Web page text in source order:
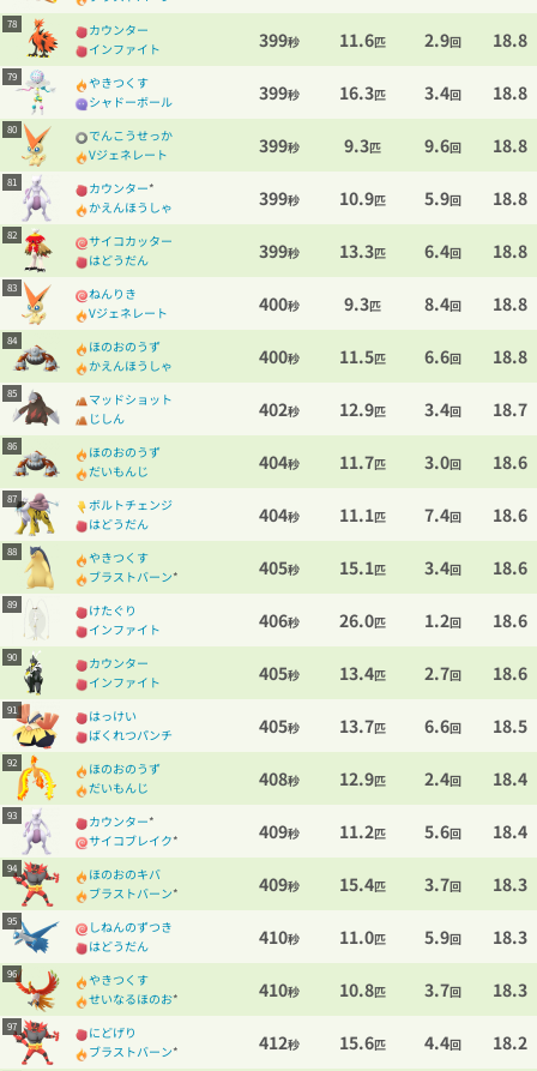
78
カウンター
インファイト
399秒 11.6匹 2.9回 18.8
79
やきつくす
シャドーボール
399秒 16.3匹 3.4回 18.8
80
でんこうせっか
Vジェネレート
399秒 9.3匹 9.6回 18.8
81 カウンター*
かえんほうしゃ
399秒 10.9匹 5.9回 18.8
82
サイコカッター
はどうだん
399秒 13.3匹 6.4回 18.8
83
ねんりき
Vジェネレート
400秒 9.3匹 8.4回 18.8
84
ほのおのうず
かえんほうしゃ
400秒 11.5匹 6.6回 18.8
85
マッドショット
じしん
402秒 12.9匹 3.4回 18.7
86
ほのおのうず
だいもんじ
404秒 11.7匹 3.0回 18.6
87
ボルトチェンジ
はどうだん
404秒 11.1匹 7.4回 18.6
88
やきつくす
ブラストバーン* 405秒 15.1匹 3.4回 18.6
89
けたぐり
インファイト
406秒 26.0匹 1.2回 18.6
90
カウンター
インファイト
405秒 13.4匹 2.7回 18.6
91
はっけい
ばくれつパンチ
405秒 13.7匹 6.6回 18.5
92
ほのおのうず
だいもんじ
408秒 12.9匹 2.4回 18.4
93 カウンター*
サイコブレイク* 409秒 11.2匹 5.6回 18.4
94
ほのおのキバ
ブラストバーン* 409秒 15.4匹 3.7回 18.3
95
しねんのずつき
はどうだん
410秒 11.0匹 5.9回 18.3
96
やきつくす
せいなるほのお* 410秒 10.8匹 3.7回 18.3
97
にどげり
ブラストバーン* 412秒 15.6匹 4.4回 18.2